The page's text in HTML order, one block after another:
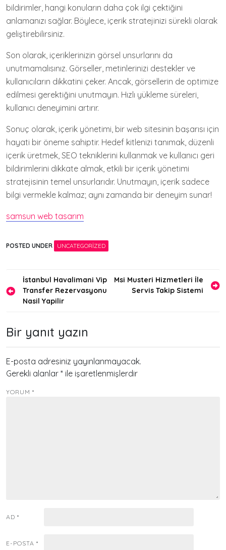
bildirimler, hangi konuların daha çok ilgi çektiğini
anlamanızı sağlar. Böylece, içerik stratejinizi sürekli olarak
geliştirebilirsiniz.
Son olarak, içeriklerinizin görsel unsurlarını da
unutmamalısınız. Görseller, metinlerinizi destekler ve
kullanıcıların dikkatini çeker. Ancak, görsellerin de optimize
edilmesi gerektiğini unutmayın. Hızlı yükleme süreleri,
kullanıcı deneyimini artırır.
Sonuç olarak, içerik yönetimi, bir web sitesinin başarısı için
hayati bir öneme sahiptir. Hedef kitlenizi tanımak, düzenli
içerik üretmek, SEO tekniklerini kullanmak ve kullanıcı geri
bildirimlerini dikkate almak, etkili bir içerik yönetimi
stratejisinin temel unsurlarıdır. Unutmayın, içerik sadece
bilgi vermekle kalmaz; aynı zamanda bir deneyim sunar!
samsun web tasarım
POSTED UNDER UNCATEGORIZED
Yazı
gezinmesi
İstanbul Havalimani Vip
Transfer Rezervasyonu
Nasil Yapilir
Msi Musteri Hizmetleri İle
Servis Takip Sistemi
Bir yanıt yazın
E-posta adresiniz yayınlanmayacak.
Gerekli alanlar * ile işaretlenmişlerdir
YORUM *
AD *
E-POSTA *